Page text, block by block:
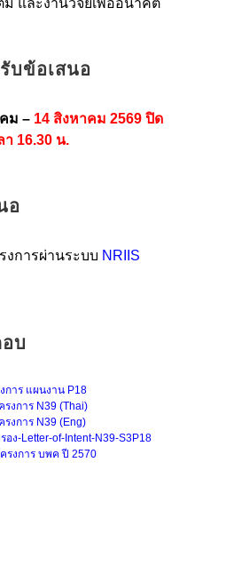
และงานวิจัยเพื่ออนาคต
บข้อเสนอ
ม – 14 สิงหาคม 2569 ปิด
า 16.30 น.
อ
งการผ่านระบบ NRIIS
บ
การ แผนงาน P18
งการ N39 (Thai)
งการ N39 (Eng)
ง-Letter-of-Intent-N39-S3P18
รงการ บพค ปี 2570